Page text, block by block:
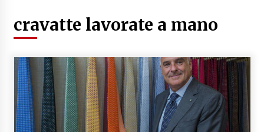
Speciale – Tesori di Toscana
16/07/2019
Speciale – Cinque Risi Italiani Top
04/03/2019
Speciale Vini Rosè Italiani
cravatte lavorate a mano